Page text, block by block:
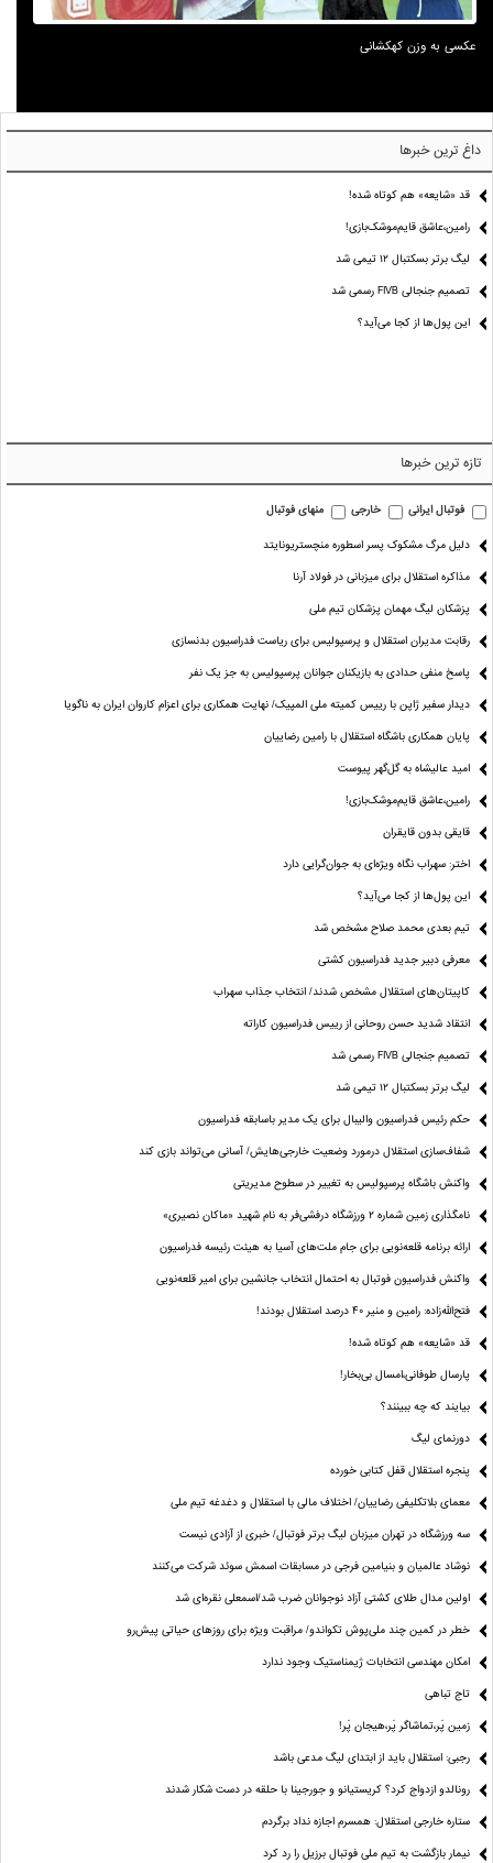
عکسی به وزن کهکشانی
داغ ترین خبرها
قد «شایعه» هم کوتاه شده!
رامین،عاشق قایم‌موشک‌بازی!
لیگ برتر بسکتبال ۱۲ تیمی شد
تصمیم جنجالی FIVB رسمی شد
این پول‌ها از کجا می‌آید؟
تازه ترین خبرها
فوتبال ایرانی خارجی منهای فوتبال
دلیل مرگ مشکوک پسر اسطوره منچستریونایتد
مذاکره استقلال برای میزبانی در فولاد آرنا
پزشکان لیگ مهمان پزشکان تیم ملی
رقابت مدیران استقلال و پرسپولیس برای ریاست فدراسیون بدنسازی
پاسخ منفی حدادی به بازیکنان جوانان پرسپولیس به جز یک نفر
دیدار سفیر ژاپن با رییس کمیته ملی المپیک/ نهایت همکاری برای اعزام کاروان ایران به ناگویا
پایان همکاری باشگاه استقلال با رامین رضاییان
امید عالیشاه به گل‌گهر پیوست
رامین،عاشق قایم‌موشک‌بازی!
قایقی بدون قایقران
اختر: سهراب نگاه ویژه‌ای به جوان‌گرایی دارد
این پول‌ها از کجا می‌آید؟
تیم بعدی محمد صلاح مشخص شد
معرفی دبیر جدید فدراسیون کشتی
کاپیتان‌های استقلال مشخص شدند/ انتخاب جذاب سهراب
انتقاد شدید حسن روحانی از رییس فدراسیون کاراته
تصمیم جنجالی FIVB رسمی شد
لیگ برتر بسکتبال ۱۲ تیمی شد
حکم رئیس فدراسیون والیبال برای یک مدیر باسابقه فدراسیون
شفاف‌سازی استقلال درمورد وضعیت خارجی‌هایش/ آسانی می‌تواند بازی کند
واکنش باشگاه پرسپولیس به تغییر در سطوح مدیریتی
نامگذاری زمین شماره ۲ ورزشگاه درفشی‌فر به نام شهید «ماکان نصیری»
ارائه برنامه‌ قلعه‌نویی برای جام ملت‌های آسیا به هیئت رئیسه فدراسیون
واکنش فدراسیون فوتبال به احتمال انتخاب جانشین برای امیر قلعه‌نویی
فتح‌الله‌زاده: رامین و منیر 40 درصد استقلال بودند!
قد «شایعه» هم کوتاه شده!
پارسال طوفانی،امسال بی‌بخار!
بیایند که چه ببینند؟
دورنمای لیگ
پنجره‌ استقلال قفل کتابی خورده
معمای بلاتکلیفی رضاییان/ اختلاف مالی با استقلال و دغدغه تیم ملی
سه ورزشگاه در تهران میزبان لیگ برتر فوتبال/ خبری از آزادی نیست
نوشاد عالمیان و بنیامین فرجی در مسابقات اسمش سوئد شرکت می‌کنند
اولین مدال طلای کشتی آزاد نوجوانان ضرب شد/اسمعلی نقره‌ای شد
خطر در کمین چند ملی‌پوش تکواندو/ مراقبت ویژه برای روزهای حیاتی پیش‌رو
امکان مهندسی انتخابات ژیمناستیک وجود ندارد
تاج تباهی
زمین پَر،تماشاگر پَر،هیجان پَر!
رجبی: استقلال باید از ابتدای لیگ مدعی باشد
رونالدو ازدواج کرد؟ کریستیانو و جورجینا با حلقه در دست شکار شدند
ستاره خارجی استقلال: همسرم اجازه نداد برگردم
نیمار بازگشت به تیم ملی فوتبال برزیل را رد کرد